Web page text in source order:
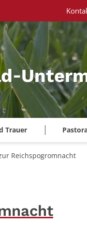
Trauer
Reichspogromnacht